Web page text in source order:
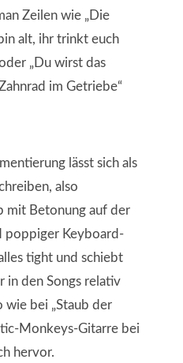
Zeilen wie „Die
alt, ihr trinkt euch
„Du wirst das
im Getriebe“
lässt sich als
also
mit Betonung auf der
poppiger Keyboard-
tight und schiebt
in den Songs relativ
wie bei „Staub der
Monkeys-Gitarre bei
hervor.